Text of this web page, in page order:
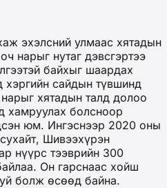
эхэлсний улмаас хятадын
нарыг нутаг дэвсгэртээ
байхыг шаардах
хэргийн сайдын түвшинд
хятадын талд долоо
хамруулах болсноор
юм. Ингэснээр 2020 оны
Шивээхүрэн
нүүрс тээврийн 300
Он гарснаас хойш
болж өсөөд байна.